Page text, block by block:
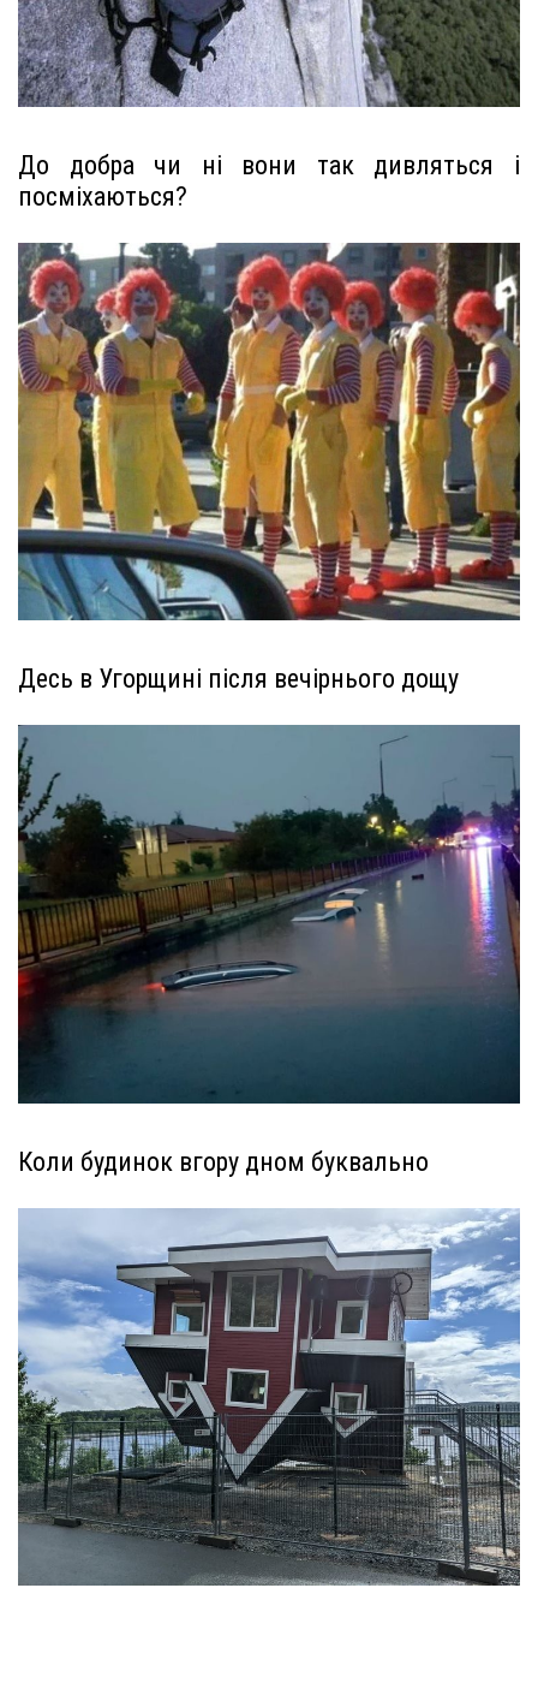
До добра чи ні вони так дивляться і
посміхаються?
Десь в Угорщині після вечірнього дощу
Коли будинок вгору дном буквально